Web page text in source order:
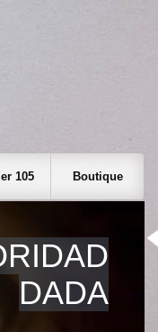
105 Boutique
DADA